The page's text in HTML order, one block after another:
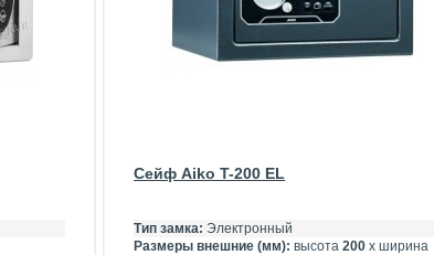
Сейф Aiko T-200 EL
Тип замка: Электронный
Размеры внешние (мм): высота200 х ширина